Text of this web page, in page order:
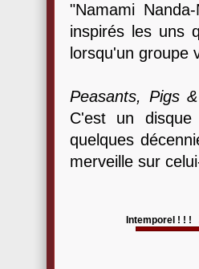
"Namami
inspirés les uns
lorsqu'un groupe
Peasants, Pigs
C'est un disque
quelques
merveille sur
Intemporel ! ! !